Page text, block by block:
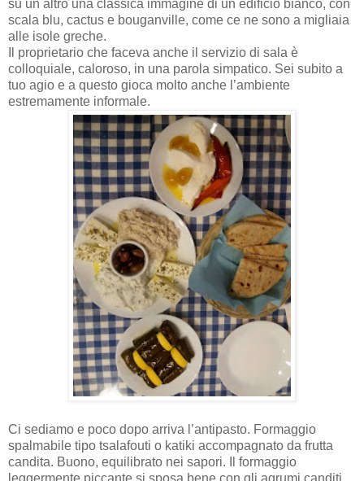
su un altro una classica immagine di un edificio bianco, con
scala blu, cactus e bouganville, come ce ne sono a migliaia
alle isole greche.
Il proprietario che faceva anche il servizio di sala è
colloquiale, caloroso, in una parola simpatico. Sei subito a
tuo agio e a questo gioca molto anche l’ambiente
estremamente informale.
Ci sediamo e poco dopo arriva l’antipasto. Formaggio
spalmabile tipo tsalafouti o katiki accompagnato da frutta
candita. Buono, equilibrato nei sapori. Il formaggio
leggermente piccante si sposa bene con gli agrumi canditi.